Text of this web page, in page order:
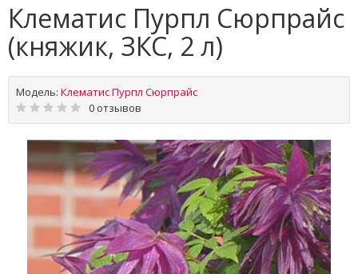
Клематис Пурпл Сюрпрайс
(княжик, ЗКС, 2 л)
Модель: Клематис Пурпл Сюрпрайс
0 отзывов